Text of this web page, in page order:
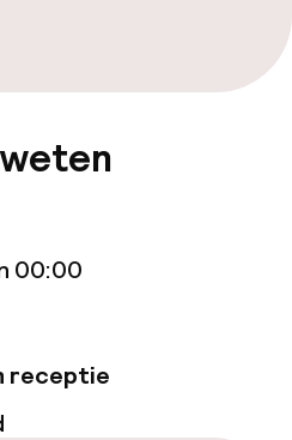
kamers beschikbaar
00:00
receptie